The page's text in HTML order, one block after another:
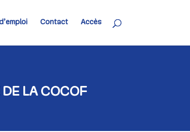
Contact Accès
DE LA COCOF